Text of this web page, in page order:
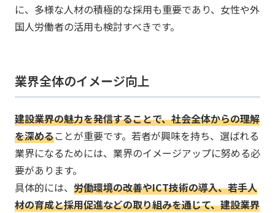
に、多様な人材の積極的な採用も重要であり、女性や外
国人労働者の活用も検討すべきです。
業界全体のイメージ向上
建設業界の魅力を発信することで、社会全体からの理解
を深めることが重要です。​若者が興味を持ち、選ばれる
業界になるためには、業界のイメージアップに努める必
要があります。
​具体的には、 労働環境の改善やICT技術の導入、若手人
材の育成と採用促進などの取り組みを通じて、建設業界